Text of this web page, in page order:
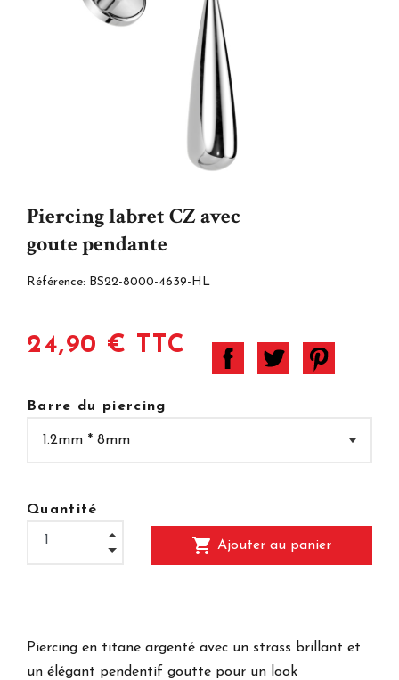
Piercing labret CZ avec
goute pendante
Référence: BS22-8000-4639-HL
24,90 € TTC
Barre du piercing
Quantité
shopping_cart Ajouter au panier
Piercing en titane argenté avec un strass brillant et
un élégant pendentif goutte pour un look